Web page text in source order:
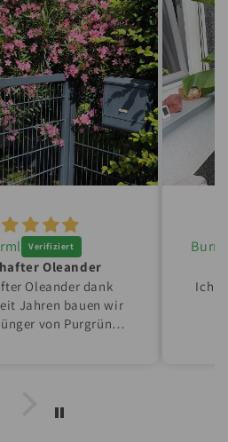
Oleander
Oleander dank
Jahren bauen wir
von Purgrün.
zum fairen Preis!
Ich